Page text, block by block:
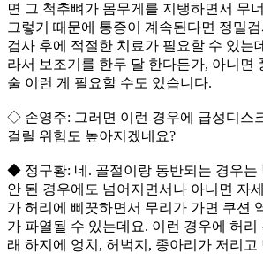
면 그 척추뼈가 몸무게를 지탱하면서 무
그렇기 때문에 통증이 계속된다면 정밀
검사 후에 적절한 치료가 필요할 수 있는
라서 보조기를 한두 달 한다든가, 아니면
술 이런 게 필요할 수도 있습니다.
◇ 손영주: 그러면 이런 경우에 급성디스
걸릴 위험도 높아지겠네요?
◆ 정구황: 네. 골절이랑 동반되는 경우는
안 된 경우에도 넘어지면서나 아니면 자
가 허리에 삐끗하면서 무리가 가면 쿠션
가 파열될 수 있는데요. 이런 경우에 허
래 하지에 엉치, 허벅지, 종아리가 저리고